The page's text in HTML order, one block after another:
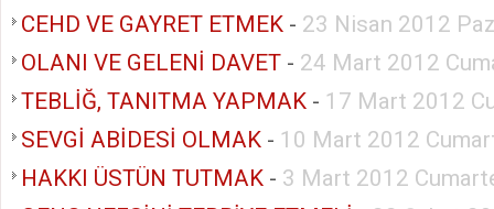
CEHD VE GAYRET ETMEK - 23 Nisan 2012
OLANI VE GELENİ DAVET - 24 Mart 2012
TEBLİĞ, TANITMA YAPMAK - 17 Mart 2012
SEVGİ ABİDESİ OLMAK - 10 Mart 2012
HAKKI ÜSTÜN TUTMAK - 3 Mart 2012